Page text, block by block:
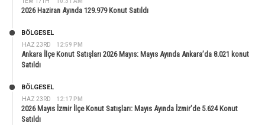
2026 Haziran Ayında 129.979 Konut Satıldı
HAZ 23RD 12:59 PM
BÖLGESEL
Ankara İlçe Konut Satışları 2026 Mayıs: Mayıs Ayında Ankara’da 8.021 konut
Satıldı
HAZ 23RD 12:17 PM
BÖLGESEL
2026 Mayıs İzmir İlçe Konut Satışları: Mayıs Ayında İzmir’de 5.624 Konut
Satıldı